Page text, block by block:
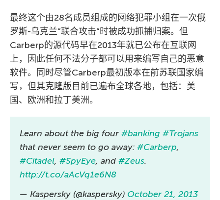
最终这个由28名成员组成的网络犯罪小组在一次俄
罗斯-乌克兰”联合攻击”时被成功抓捕归案。但
Carberp的源代码早在2013年就已公布在互联网
上，因此任何不法分子都可以用来编写自己的恶意
软件。同时尽管Carberp最初版本在前苏联国家编
写，但其克隆版目前已遍布全球各地，包括：美
国、欧洲和拉丁美洲。
Learn about the big four #banking #Trojans
that never seem to go away: #Carberp,
#Citadel, #SpyEye, and #Zeus.
http://t.co/aAcVq1e6N8
— Kaspersky (@kaspersky) October 21, 2013